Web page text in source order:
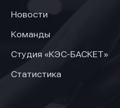
Новости
Команды
Студия «КЭС-БАСКЕТ»
Статистика